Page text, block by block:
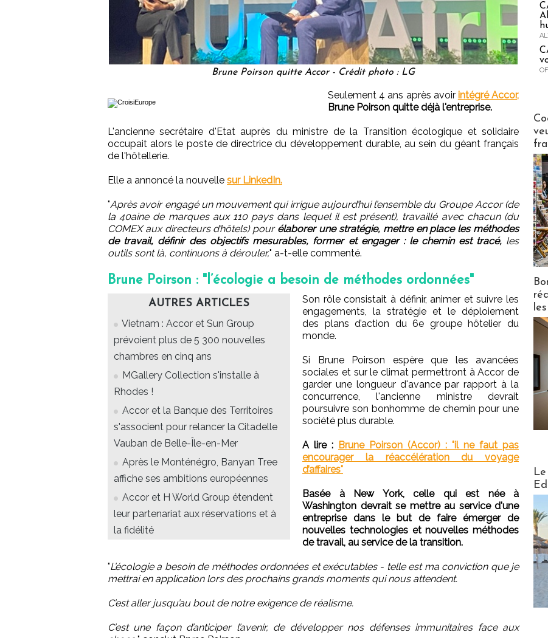
Brune Poirson quitte Accor - Crédit photo : LG
Seulement 4 ans après avoir intégré Accor,
Brune Poirson quitte déjà l'entreprise.
L'ancienne secrétaire d'Etat auprès du ministre de la Transition écologique et solidaire
occupait alors le poste de directrice du développement durable, au sein du géant français
de l'hôtellerie.
Elle a annoncé la nouvelle sur LinkedIn.
"Après avoir engagé un mouvement qui irrigue aujourd’hui l’ensemble du Groupe Accor (de
la 40aine de marques aux 110 pays dans lequel il est présent), travaillé avec chacun (du
COMEX aux directeurs d’hôtels) pourélaborer une stratégie, mettre en place les méthodes
de travail, définir des objectifs mesurables, former et engager : le chemin est tracé,les
outils sont là, continuons à dérouler," a-t-elle commenté.
Brune Poirson : "l’écologie a besoin de méthodes ordonnées"
AUTRES ARTICLES
Vietnam : Accor et Sun Group
prévoient plus de 5 300 nouvelles
chambres en cinq ans
MGallery Collection s'installe à
Rhodes !
Accor et la Banque des Territoires
s'associent pour relancer la Citadelle
Vauban de Belle-Île-en-Mer
Après le Monténégro, Banyan Tree
affiche ses ambitions européennes
Accor et H World Group étendent
leur partenariat aux réservations et à
la fidélité
Son rôle consistait à définir, animer et suivre les
engagements, la stratégie et le déploiement
des plans d’action du 6e groupe hôtelier du
monde.
Si Brune Poirson espère que les avancées
sociales et sur le climat permettront à Accor de
garder une longueur d'avance par rapport à la
concurrence, l'ancienne ministre devrait
poursuivre son bonhomme de chemin pour une
société plus durable.
A lire : Brune Poirson (Accor) : "il ne faut pas
encourager la réaccélération du voyage
d’affaires"
Basée à New York, celle qui est née à
Washington devrait se mettre au service d'une
entreprise dans le but de faire émerger de
nouvelles technologies et nouvelles méthodes
de travail, au service de la transition.
"L’écologie a besoin de méthodes ordonnées et exécutables - telle est ma conviction que je
mettrai en application lors des prochains grands moments qui nous attendent.
C’est aller jusqu’au bout de notre exigence de réalisme.
C’est une façon d’anticiper l’avenir, de développer nos défenses immunitaires face aux